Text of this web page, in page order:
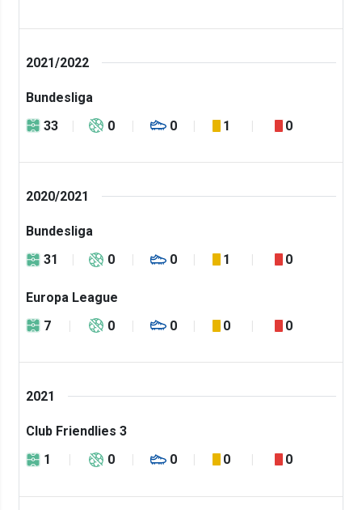
2021/2022
Bundesliga
33
0 0 1 0
2020/2021
Bundesliga
31
0 0 1 0
Europa League
7
0 0 0 0
2021
Club Friendlies 3
1
0 0 0 0